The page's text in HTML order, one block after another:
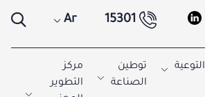
15301
Ar
التوعية
توطين
الصناعة
مركز
التطوير